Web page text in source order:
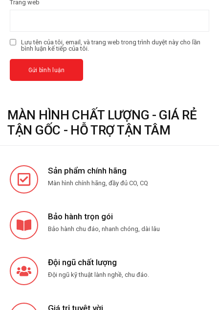
Trang web
Lưu tên của tôi, email, và trang web trong trình duyệt này cho lần
bình luận kế tiếp của tôi.
MÀN HÌNH CHẤT LƯỢNG - GIÁ RẺ
TẬN GỐC - HỖ TRỢ TẬN TÂM
Sản phẩm chính hãng
Màn hình chính hãng, đầy đủ CO, CQ
Bảo hành trọn gói
Bảo hành chu đáo, nhanh chóng, dài lâu
Đội ngũ chất lượng
Đội ngũ kỹ thuật lành nghề, chu đáo.